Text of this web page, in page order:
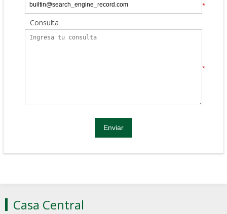
*
Consulta
*
Casa Central